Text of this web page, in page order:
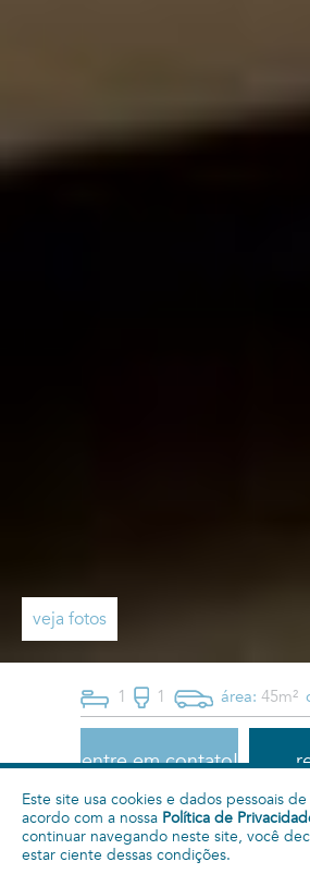
veja fotos
1 1 área: 45m²
entre em contato!
Semanal Mensal
Este site usa cookies e dados pessoais de
acordo com a nossa Política de
continuar navegando neste site, você
estar ciente dessas condições.